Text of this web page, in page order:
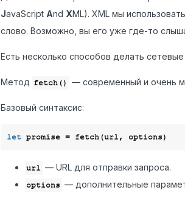
JavaScript And XML). XML мы
слово. Возможно, вы его уже где-то
Есть несколько способов делать
Метод fetch() — современный и очень
Базовый синтаксис:
let
url — URL для отправки запроса.
options — дополнительные